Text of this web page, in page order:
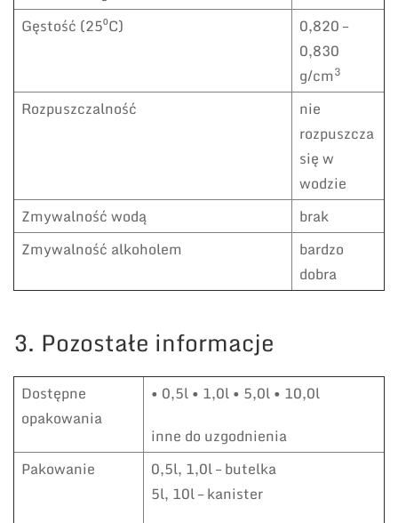
Gęstość (25⁰C)
0,820 –
0,830
g/cm3
Rozpuszczalność
nie
rozpuszcza
się w
wodzie
Zmywalność wodą
brak
Zmywalność alkoholem
bardzo
dobra
3. Pozostałe informacje
Dostępne
opakowania
• 0,5l • 1,0l • 5,0l • 10,0l
inne do uzgodnienia
Pakowanie
0,5l, 1,0l – butelka
5l, 10l – kanister